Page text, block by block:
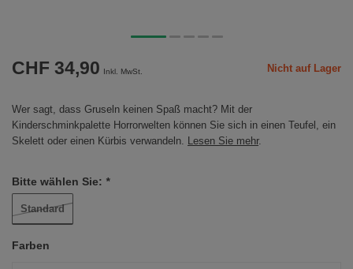
CHF 34,90 Inkl. MwSt. Nicht auf Lager
Wer sagt, dass Gruseln keinen Spaß macht? Mit der
Kinderschminkpalette Horrorwelten können Sie sich in einen Teufel, ein
Skelett oder einen Kürbis verwandeln. Lesen Sie mehr.
Bitte wählen Sie: *
Standard
Farben